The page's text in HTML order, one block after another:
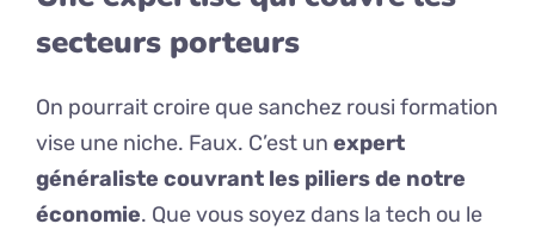
secteurs porteurs
On pourrait croire que sanchez rousi formation
vise une niche. Faux. C’est un expert
généraliste couvrant les piliers de notre
économie. Que vous soyez dans la tech ou le